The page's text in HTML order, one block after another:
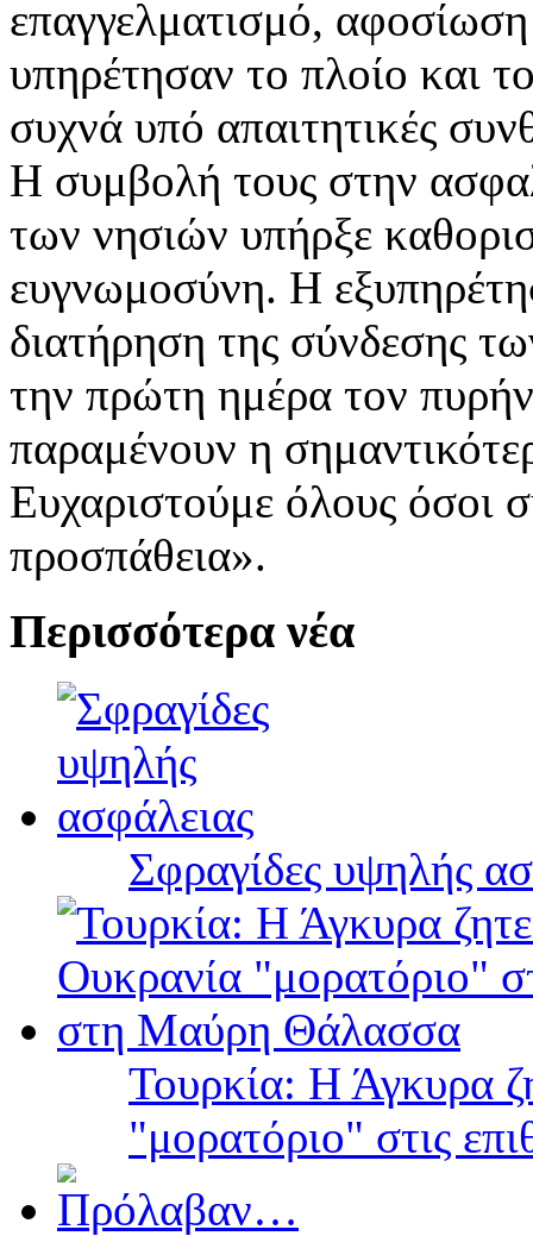
επαγγελματισμό,
υπηρέτησαν το πλοίο και
συχνά υπό απαιτητικές
Η συμβολή τους στην
των νησιών υπήρξε
ευγνωμοσύνη. Η
διατήρηση της σύνδεσης
την πρώτη ημέρα τον
παραμένουν η
Ευχαριστούμε όλους όσοι
προσπάθεια».
Περισσότερα νέα
Σφραγίδες υψηλής
Τουρκία: Η Άγκυρα
"μορατόριο" στις